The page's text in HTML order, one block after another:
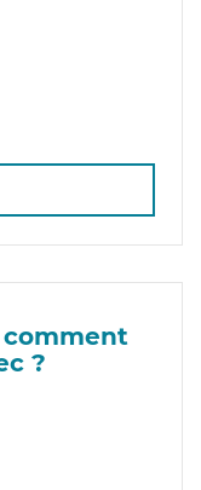
comment
?